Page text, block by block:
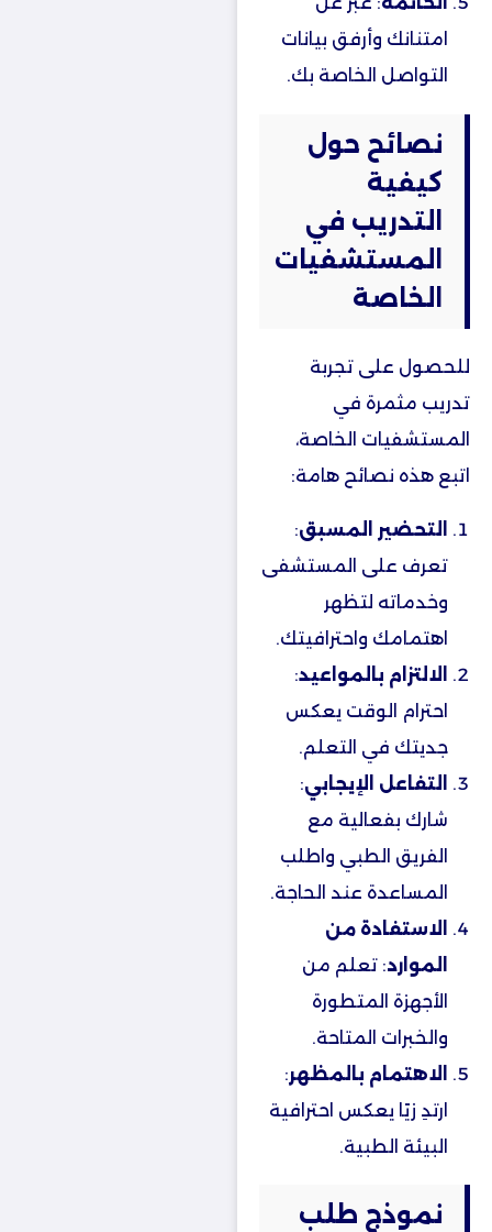
امتنانك وأرفق بيانات
التواصل الخاصة بك.
نصائح حول
كيفية
التدريب في
المستشفيات
الخاصة
للحصول على تجربة
تدريب مثمرة في
المستشفيات الخاصة،
اتبع هذه نصائح هامة:
التحضير المسبق:
تعرف على المستشفى
وخدماته لتظهر
اهتمامك واحترافيتك.
الالتزام بالمواعيد:
احترام الوقت يعكس
جديتك في التعلم.
التفاعل الإيجابي:
شارك بفعالية مع
الفريق الطبي واطلب
المساعدة عند الحاجة.
الاستفادة من
الموارد: تعلم من
الأجهزة المتطورة
والخبرات المتاحة.
الاهتمام بالمظهر:
ارتدِ زيًا يعكس احترافية
البيئة الطبية.
نموذج طلب